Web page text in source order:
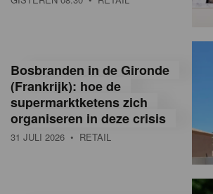
Bosbranden in de Gironde
(Frankrijk): hoe de
supermarktketens zich
organiseren in deze crisis
31 JULI 2026 • RETAIL